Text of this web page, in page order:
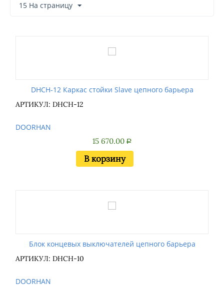
15 На страницу
DHCH-12 Каркас стойки Slave цепного барьера
АРТИКУЛ: DHCH-12
DOORHAN
15 670.00 Р
В корзину
Блок концевых выключателей цепного барьера
АРТИКУЛ: DHCH-10
DOORHAN